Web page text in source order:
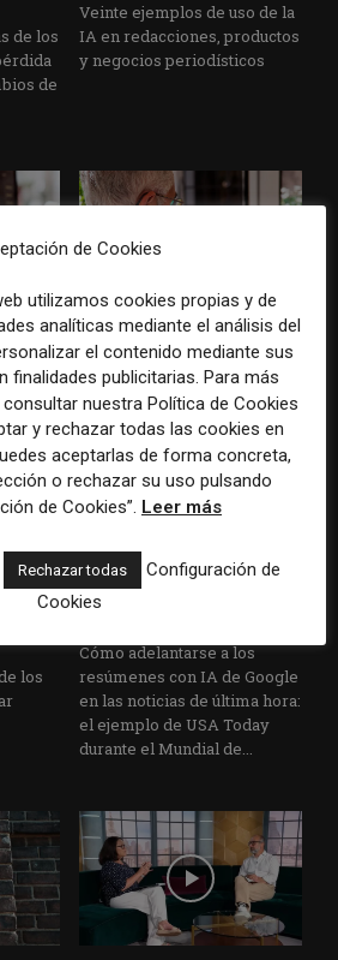
de los
de
Veinte ejemplos de uso de la
IA en redacciones, productos
y negocios periodísticos
el
Los medios tienen audiencia,
pero no siempre comunidad:
cómo activar a los lectores
que siguen las noticias en
silencio
los
Cómo adelantarse a los
resúmenes con IA de Google
en las noticias de última hora:
el ejemplo de USA Today
durante el Mundial de...
de Cookies
utilizamos cookies propias y de
analíticas mediante el análisis del
el contenido mediante sus
finalidades publicitarias. Para más
nuestra Política de Cookies
y rechazar todas las cookies en
aceptarlas de forma concreta,
o rechazar su uso pulsando
de Cookies”. Leer más
Rechazar todas
Configuración de
Cookies